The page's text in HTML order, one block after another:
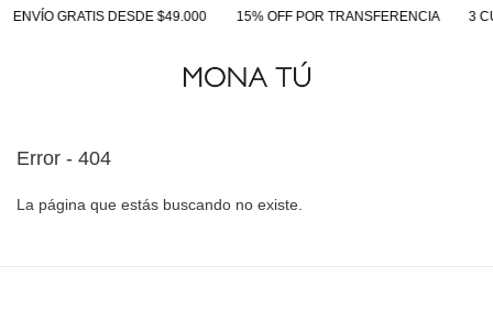
ENVÍO GRATIS DESDE $49.000 15% OFF POR TRANSFERENCIA 3
Error - 404
La página que estás buscando no existe.